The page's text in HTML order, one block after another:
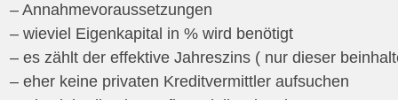
– Annahmevoraussetzungen
– wieviel Eigenkapital in % wird benötigt
– es zählt der effektive Jahreszins ( nur dieser
– eher keine privaten Kreditvermittler aufsuchen